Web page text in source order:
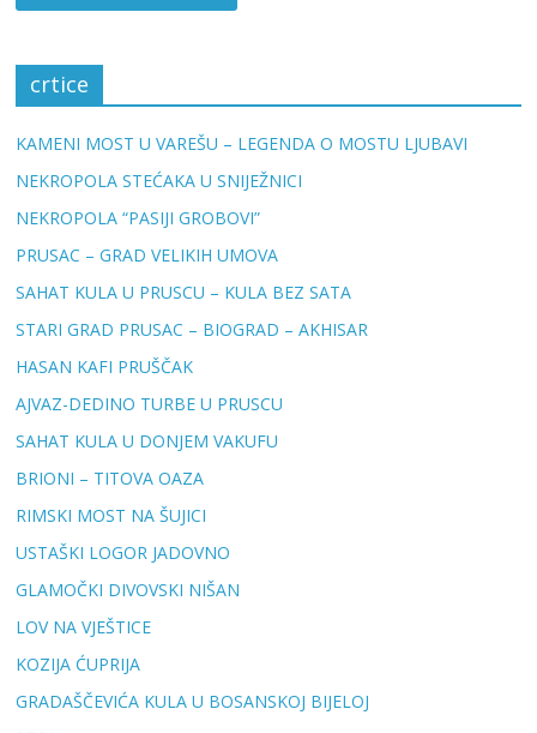
crtice
KAMENI MOST U VAREŠU – LEGENDA O MOSTU LJUBAVI
NEKROPOLA STEĆAKA U SNIJEŽNICI
NEKROPOLA “PASIJI GROBOVI”
PRUSAC – GRAD VELIKIH UMOVA
SAHAT KULA U PRUSCU – KULA BEZ SATA
STARI GRAD PRUSAC – BIOGRAD – AKHISAR
HASAN KAFI PRUŠČAK
AJVAZ-DEDINO TURBE U PRUSCU
SAHAT KULA U DONJEM VAKUFU
BRIONI – TITOVA OAZA
RIMSKI MOST NA ŠUJICI
USTAŠKI LOGOR JADOVNO
GLAMOČKI DIVOVSKI NIŠAN
LOV NA VJEŠTICE
KOZIJA ĆUPRIJA
GRADAŠČEVIĆA KULA U BOSANSKOJ BIJELOJ